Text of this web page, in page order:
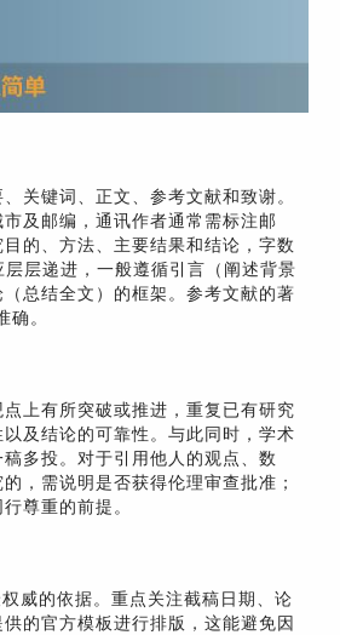
关键词、正文、参考文献和致谢。
及邮编，通讯作者通常需标注邮
的、方法、主要结果和结论，字数
层递进，一般遵循引言（阐述背景
总结全文）的框架。参考文献的著
确。
上有所突破或推进，重复已有研究
及结论的可靠性。与此同时，学术
多投。对于引用他人的观点、数
，需说明是否获得伦理审查批准；
尊重的前提。
威的依据。重点关注截稿日期、论
的官方模板进行排版，这能避免因